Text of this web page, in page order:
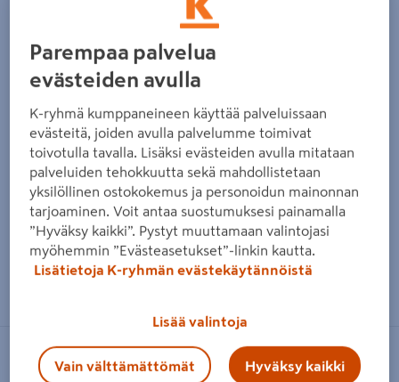
Zoomaa kuvaa sormilla kosketusnäytöllä
KIRAMI
Parempaa palvelua
evästeiden avulla
K-ryhmä kumppaneineen käyttää palveluissaan
evästeitä, joiden avulla palvelumme toimivat
toivotulla tavalla. Lisäksi evästeiden avulla mitataan
palveluiden tehokkuutta sekä mahdollistetaan
yksilöllinen ostokokemus ja personoidun mainonnan
tarjoaminen. Voit antaa suostumuksesi painamalla
”Hyväksy kaikki”. Pystyt muuttamaan valintojasi
myöhemmin ”Evästeasetukset”-linkin kautta.
Lisätietoja K-ryhmän evästekäytännöistä
Lisää valintoja
Vain välttämättömät Hyväksy kaikki